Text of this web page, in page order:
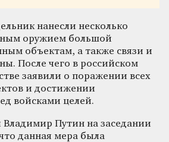
нанесли несколько
оружием большой
объектам, а также связи и
После чего в российском
заявили о поражении всех
и достижении
войсками целей.
Владимир Путин на заседании
данная мера была